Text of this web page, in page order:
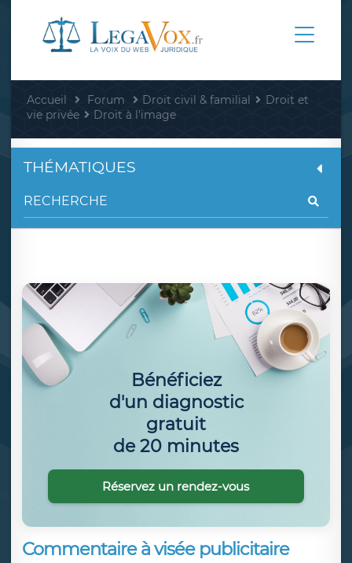
Accueil Forum Droit civil & familial
Droit et
vie privée
Droit à l'image
Commentaire à visée publicitaire
THÉMATIQUES
Bénéficiez
d'un diagnostic
gratuit
de 20 minutes
Réservez un rendez-vous